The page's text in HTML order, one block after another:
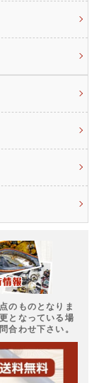
のものとなりま
となっている場
合わせ下さい。